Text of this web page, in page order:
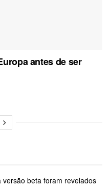
antes de ser
beta foram revelados